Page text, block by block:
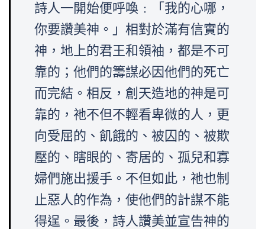
詩人一開始便呼喚﹕「我的心哪，
你要讚美神。」相對於滿有信實的
神，地上的君王和領袖，都是不可
靠的；他們的籌謀必因他們的死亡
而完結。相反，創天造地的神是可
靠的，祂不但不輕看卑微的人，更
向受屈的、飢餓的、被囚的、被欺
壓的、瞎眼的、寄居的、孤兒和寡
婦們施出援手。不但如此，祂也制
止惡人的作為，使他們的計謀不能
得逞。最後，詩人讚美並宣告神的